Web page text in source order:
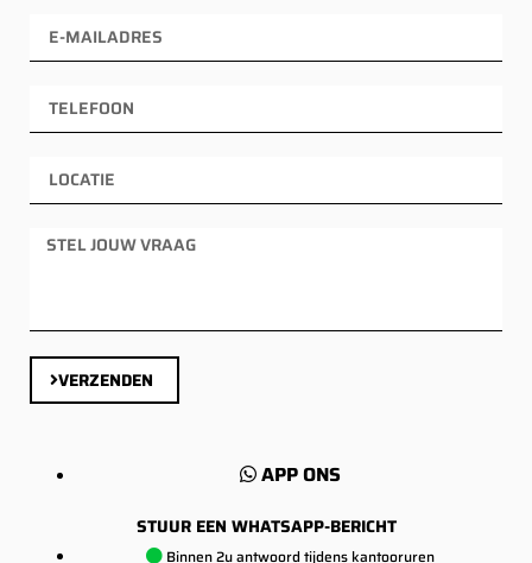
VERZENDEN
APP ONS
STUUR EEN WHATSAPP-BERICHT
Binnen 2u antwoord tijdens kantooruren